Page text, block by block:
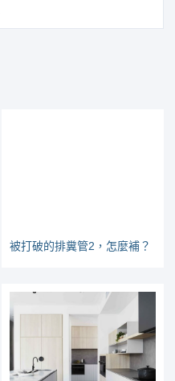
被打破的排糞管2，怎麼補？